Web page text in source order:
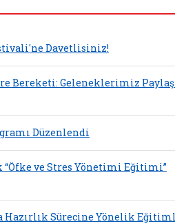
Davetlisiniz!
Bereketi: Geleneklerimiz
Düzenlendi
ve Stres Yönetimi Eğitimi”
Hazırlık Sürecine Yönelik